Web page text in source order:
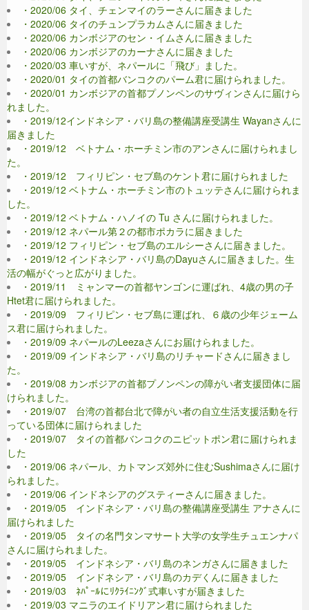
・2020/06 タイ、チェンマイのラーさんに届きました
・2020/06 タイのチュンプラカムさんに届きました
・2020/06 カンボジアのセン・イムさんに届きました
・2020/06 カンボジアのカーナさんに届きました
・2020/03 車いすが、ネパールに「飛び」ました。
・2020/01 タイの首都バンコクのパーム君に届けられました。
・2020/01 カンボジアの首都プノンペンのサヴィンさんに届けら
れました。
・2019/12インドネシア・バリ島の整備講座受講生 Wayanさんに
届きました
・2019/12 ベトナム・ホーチミン市のアンさんに届けられまし
た。
・2019/12 フィリピン・セブ島のケント君に届けられました
・2019/12 ベトナム・ホーチミン市のトュッテさんに届けられま
した。
・2019/12 ベトナム・ハノイの Tu さんに届けられました。
・2019/12 ネパール第２の都市ポカラに届きました
・2019/12 フィリピン・セブ島のエルシーさんに届きました。
・2019/12 インドネシア・バリ島のDayuさんに届きました。生
活の幅がぐっと広がりました。
・2019/11 ミャンマーの首都ヤンゴンに運ばれ、4歳の男の子
Htet君に届けられました。
・2019/09 フィリピン・セブ島に運ばれ、６歳の少年ジェーム
ス君に届けられました。
・2019/09 ネパールのLeezaさんにお届けられました。
・2019/09 インドネシア・バリ島のリチャードさんに届きまし
た。
・2019/08 カンボジアの首都プノンペンの障がい者支援団体に届
けられました。
・2019/07 台湾の首都台北で障がい者の自立生活支援活動を行
っている団体に届けられました
・2019/07 タイの首都バンコクのニピットポン君に届けられま
した
・2019/06 ネパール、カトマンズ郊外に住むSushimaさんに届け
られました。
・2019/06 インドネシアのグスティーさんに届きました。
・2019/05 インドネシア・バリ島の整備講座受講生 アナさんに
届けられました
・2019/05 タイの名門タンマサート大学の女学生チュエンナパ
さんに届けられました。
・2019/05 インドネシア・バリ島のネンガさんに届きました
・2019/05 インドネシア・バリ島のカデくんに届きました
・2019/03 ﾈﾊﾟｰﾙにﾘｸﾗｲﾆﾝｸﾞ式車いすが届きました
・2019/03 マニラのエイドリアン君に届けられました